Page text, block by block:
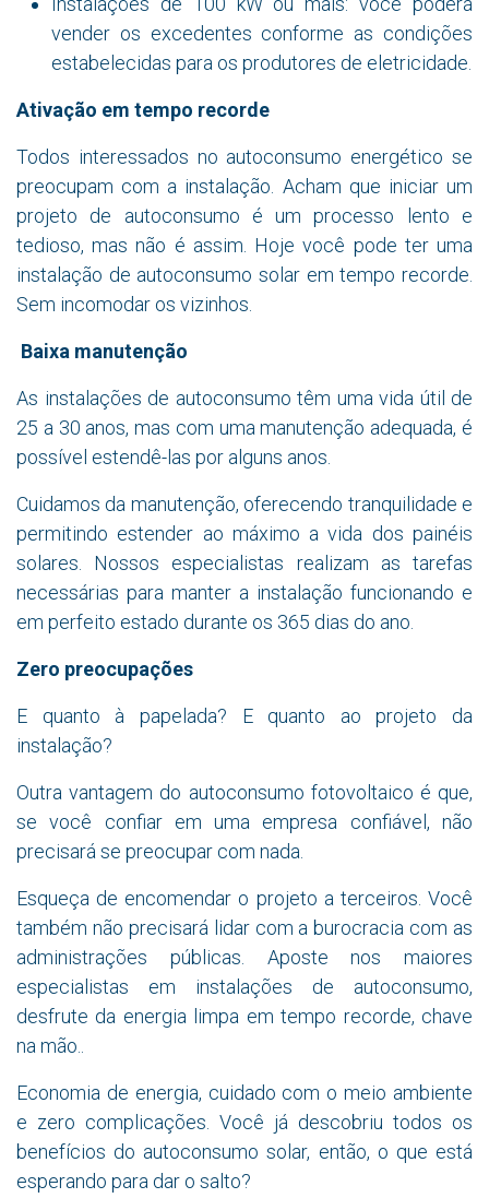
vender os excedentes conforme as condições
estabelecidas para os produtores de eletricidade.
Ativação em tempo recorde
Todos interessados no autoconsumo energético se
preocupam com a instalação. Acham que iniciar um
projeto de autoconsumo é um processo lento e
tedioso, mas não é assim. Hoje você pode ter uma
instalação de autoconsumo solar em tempo recorde.
Sem incomodar os vizinhos.
Baixa manutenção
As instalações de autoconsumo têm uma vida útil de
25 a 30 anos, mas com uma manutenção adequada, é
possível estendê-las por alguns anos.
Cuidamos da manutenção, oferecendo tranquilidade e
permitindo estender ao máximo a vida dos painéis
solares. Nossos especialistas realizam as tarefas
necessárias para manter a instalação funcionando e
em perfeito estado durante os 365 dias do ano.
Zero preocupações
E quanto à papelada? E quanto ao projeto da
instalação?
Outra vantagem do autoconsumo fotovoltaico é que,
se você confiar em uma empresa confiável, não
precisará se preocupar com nada.
Esqueça de encomendar o projeto a terceiros. Você
também não precisará lidar com a burocracia com as
administrações públicas. Aposte nos maiores
especialistas em instalações de autoconsumo,
desfrute da energia limpa em tempo recorde, chave
na mão..
Economia de energia, cuidado com o meio ambiente
e zero complicações. Você já descobriu todos os
benefícios do autoconsumo solar, então, o que está
esperando para dar o salto?